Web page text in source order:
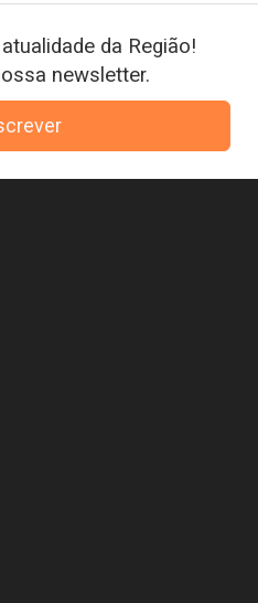
da Região!
newsletter.